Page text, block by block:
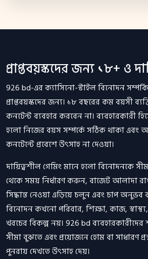
প্রাপ্তবয়স্কদের জন্য ১৮+ ও
926 bd-এর ক্যাসিনো-স্টাইল বিনোদন
প্রাপ্তবয়স্কদের জন্য। ১৮ বছরের কম বয়সী
কনটেন্ট ব্যবহার করবেন না। ব্যবহারকারী
হলো নিজের বয়স সম্পর্কে সঠিক থাকা এবং
কনটেন্টে প্রবেশে উৎসাহ না দেওয়া।
দায়িত্বশীল গেমিং মানে হলো বিনোদনকে
থেকে সময় নির্ধারণ করুন, বাজেট আলাদা
সিদ্ধান্ত নেওয়া এড়িয়ে চলুন এবং চাপ অনুভব
বিনোদন কখনো পরিবার, শিক্ষা, কাজ,
খরচের বিকল্প নয়। 926 bd ব্যবহারকারীদের
সীমা বুঝতে এবং প্রয়োজনে হোম বা সাধারণ
পুনরায় দেখতে উৎসাহ দেয়।